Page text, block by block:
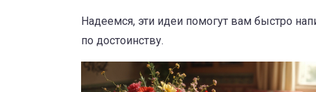
Надеемся, эти идеи помогут вам быстро
по достоинству.